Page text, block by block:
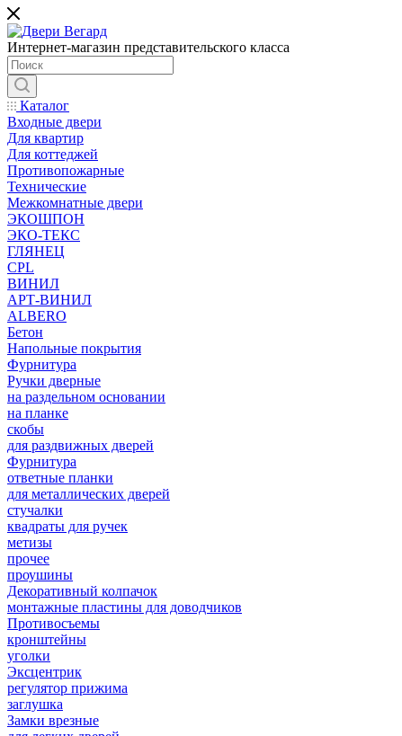
Интернет-магазин представительского класса
Каталог
Входные двери
Для квартир
Для коттеджей
Противопожарные
Технические
Межкомнатные двери
ЭКОШПОН
ЭКО-ТЕКС
ГЛЯНЕЦ
CPL
ВИНИЛ
АРТ-ВИНИЛ
ALBERO
Бетон
Напольные покрытия
Фурнитура
Ручки дверные
на раздельном основании
на планке
скобы
для раздвижных дверей
Фурнитура
ответные планки
для металлических дверей
стучалки
квадраты для ручек
метизы
прочее
проушины
Декоративный колпачок
монтажные пластины для доводчиков
Противосъемы
кронштейны
уголки
Эксцентрик
регулятор прижима
заглушка
Замки врезные